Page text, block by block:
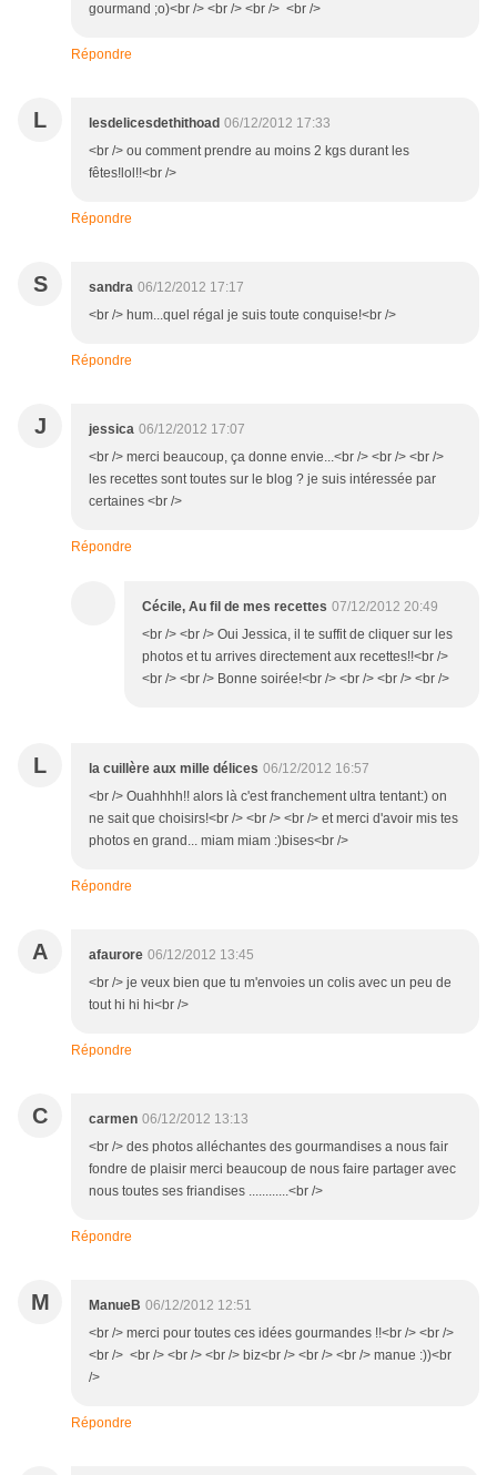
gourmand ;o)<br /> <br /> <br /> <br />
Répondre
L lesdelicesdethithoad 06/12/2012 17:33
<br /> ou comment prendre au moins 2 kgs durant les
fêtes!lol!!<br />
Répondre
S sandra 06/12/2012 17:17
<br /> hum...quel régal je suis toute conquise!<br />
Répondre
J jessica 06/12/2012 17:07
<br /> merci beaucoup, ça donne envie...<br /> <br /> <br />
les recettes sont toutes sur le blog ? je suis intéressée par
certaines <br />
Répondre
Cécile, Au fil de mes recettes 07/12/2012 20:49
<br /> <br /> Oui Jessica, il te suffit de cliquer sur les
photos et tu arrives directement aux recettes!!<br />
<br /> <br /> Bonne soirée!<br /> <br /> <br /> <br />
L la cuillère aux mille délices 06/12/2012 16:57
<br /> Ouahhhh!! alors là c'est franchement ultra tentant:) on
ne sait que choisirs!<br /> <br /> <br /> et merci d'avoir mis tes
photos en grand... miam miam :)bises<br />
Répondre
A afaurore 06/12/2012 13:45
<br /> je veux bien que tu m'envoies un colis avec un peu de
tout hi hi hi<br />
Répondre
C carmen 06/12/2012 13:13
<br /> des photos alléchantes des gourmandises a nous fair
fondre de plaisir merci beaucoup de nous faire partager avec
nous toutes ses friandises ............<br />
Répondre
M ManueB 06/12/2012 12:51
<br /> merci pour toutes ces idées gourmandes !!<br /> <br />
<br /> <br /> <br /> <br /> biz<br /> <br /> <br /> manue :))<br
/>
Répondre